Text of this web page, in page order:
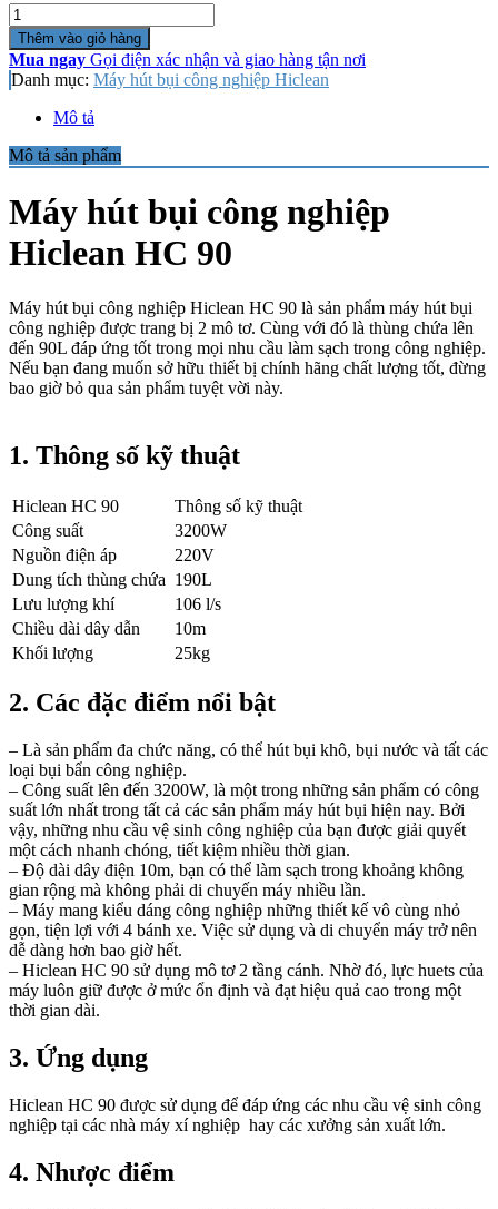
Số
lượng
Thêm vào giỏ hàng
Mua ngay Gọi điện xác nhận và giao hàng tận nơi
Danh mục: Máy hút bụi công nghiệp Hiclean
Mô tả
Mô tả sản phẩm
Máy hút bụi công nghiệp
Hiclean HC 90
Máy hút bụi công nghiệp Hiclean HC 90 là sản phẩm máy hút bụi
công nghiệp được trang bị 2 mô tơ. Cùng với đó là thùng chứa lên
đến 90L đáp ứng tốt trong mọi nhu cầu làm sạch trong công nghiệp.
Nếu bạn đang muốn sở hữu thiết bị chính hãng chất lượng tốt, đừng
bao giờ bỏ qua sản phẩm tuyệt vời này.
1. Thông số kỹ thuật
Hiclean HC 90
Thông số kỹ thuật
Công suất
3200W
Nguồn điện áp
220V
Dung tích thùng chứa 190L
Lưu lượng khí
106 l/s
Chiều dài dây dẫn
10m
Khối lượng
25kg
2. Các đặc điểm nổi bật
– Là sản phẩm đa chức năng, có thể hút bụi khô, bụi nước và tất các
loại bụi bẩn công nghiệp.
– Công suất lên đến 3200W, là một trong những sản phẩm có công
suất lớn nhất trong tất cả các sản phẩm máy hút bụi hiện nay. Bởi
vậy, những nhu cầu vệ sinh công nghiệp của bạn được giải quyết
một cách nhanh chóng, tiết kiệm nhiều thời gian.
– Độ dài dây điện 10m, bạn có thể làm sạch trong khoảng không
gian rộng mà không phải di chuyến máy nhiều lần.
– Máy mang kiểu dáng công nghiệp những thiết kế vô cùng nhỏ
gọn, tiện lợi với 4 bánh xe. Việc sử dụng và di chuyển máy trở nên
dễ dàng hơn bao giờ hết.
– Hiclean HC 90 sử dụng mô tơ 2 tầng cánh. Nhờ đó, lực huets của
máy luôn giữ được ở mức ổn định và đạt hiệu quả cao trong một
thời gian dài.
3. Ứng dụng
Hiclean HC 90 được sử dụng để đáp ứng các nhu cầu vệ sinh công
nghiệp tại các nhà máy xí nghiệp hay các xưởng sản xuất lớn.
4. Nhược điểm